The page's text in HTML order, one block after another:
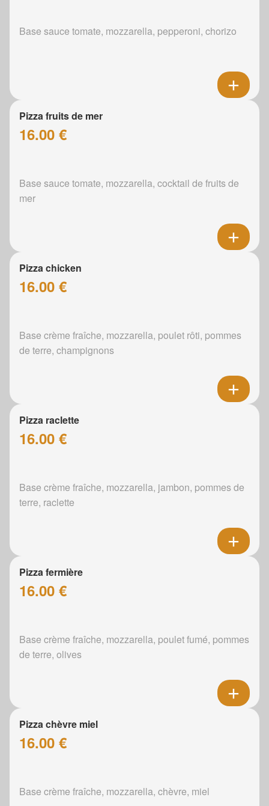
Base sauce tomate, mozzarella, pepperoni, chorizo
Pizza fruits de mer
16.00 €
Base sauce tomate, mozzarella, cocktail de fruits de
mer
Pizza chicken
16.00 €
Base crème fraîche, mozzarella, poulet rôti, pommes
de terre, champignons
Pizza raclette
16.00 €
Base crème fraîche, mozzarella, jambon, pommes de
terre, raclette
Pizza fermière
16.00 €
Base crème fraîche, mozzarella, poulet fumé, pommes
de terre, olives
Pizza chèvre miel
16.00 €
Base crème fraîche, mozzarella, chèvre, miel